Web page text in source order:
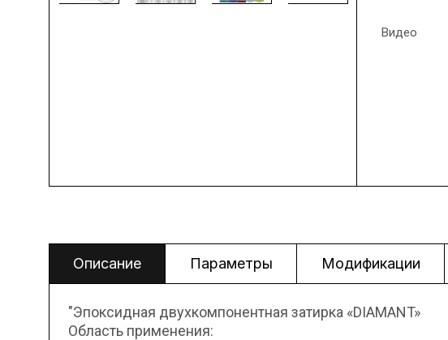
Видео
Описание Параметры Модификации
"Эпоксидная двухкомпонентная затирка «DIAMANT»
Область применения: